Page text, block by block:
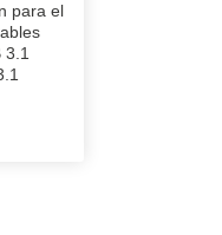
para el
3.1